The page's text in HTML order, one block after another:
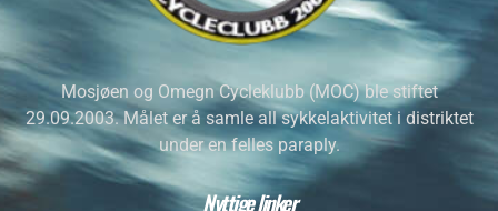
Mosjøen og Omegn Cycleklubb (MOC) ble stiftet
29.09.2003. Målet er å samle all sykkelaktivitet i distriktet
under en felles paraply.
Nyttige linker